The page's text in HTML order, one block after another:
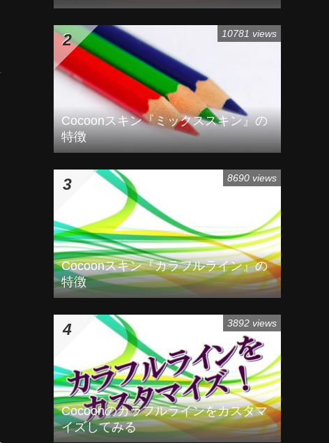
Cocoonスキン『ミックススキン』の
特徴
10781 views
Cocoonスキン『カラフルライン』の
特徴
8690 views
Cocoonのカラフルラインをカスタマ
イズしてみる
3892 views